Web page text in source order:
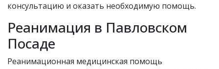
консультацию и оказать необходимую помощь.
Реанимация в Павловском
Посаде
Реанимационная медицинская помощь